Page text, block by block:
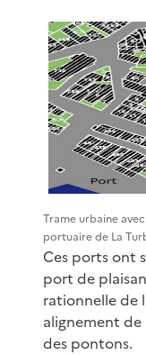
Trame urbaine
portuaire de La
Ces ports ont
port de
rationnelle de
alignement
des pontons.